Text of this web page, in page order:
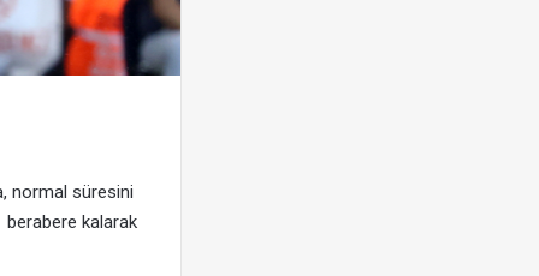
normal süresini
berabere kalarak